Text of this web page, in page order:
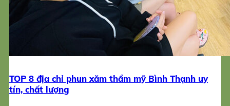
TOP 8 địa chỉ phun xăm thẩm mỹ Bình Thạnh uy
tín, chất lượng